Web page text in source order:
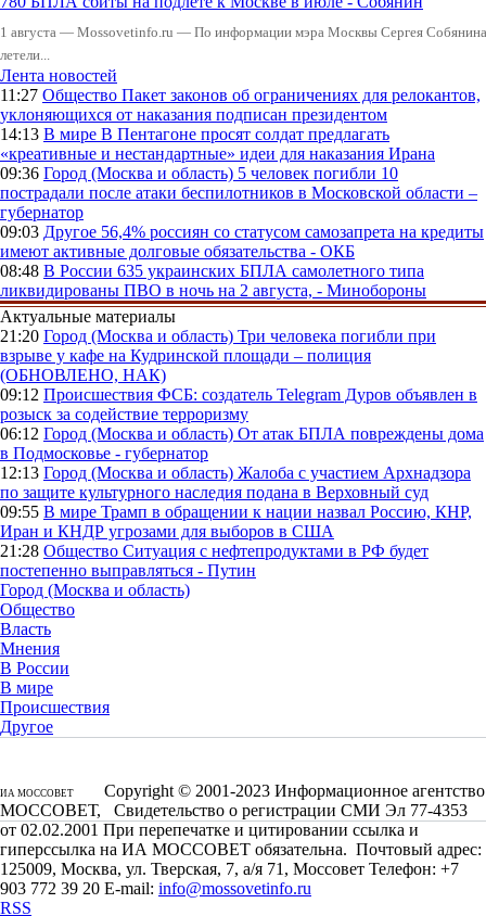
1 августа — Mossovetinfo.ru — По информации мэра Москвы Сергея
летели...
Лента новостей
11:27 Общество Пакет законов об ограничениях для релокантов,
уклоняющихся от наказания подписан президентом
14:13 В мире В Пентагоне просят солдат предлагать
«креативные и нестандартные» идеи для наказания Ирана
09:36 Город (Москва и область) 5 человек погибли 10
пострадали после атаки беспилотников в Московской области –
губернатор
09:03 Другое 56,4% россиян со статусом самозапрета на кредиты
имеют активные долговые обязательства - ОКБ
08:48 В России 635 украинских БПЛА самолетного типа
ликвидированы ПВО в ночь на 2 августа, - Минобороны
Актуальные материалы
21:20 Город (Москва и область) Три человека погибли при
взрыве у кафе на Кудринской площади – полиция
(ОБНОВЛЕНО, НАК)
09:12 Происшествия ФСБ: создатель Telegram Дуров объявлен в
розыск за содействие терроризму
06:12 Город (Москва и область) От атак БПЛА повреждены дома
в Подмосковье - губернатор
12:13 Город (Москва и область) Жалоба с участием Архнадзора
по защите культурного наследия подана в Верховный суд
09:55 В мире Трамп в обращении к нации назвал Россию, КНР,
Иран и КНДР угрозами для выборов в США
21:28 Общество Ситуация с нефтепродуктами в РФ будет
постепенно выправляться - Путин
Город (Москва и область)
Общество
Власть
Мнения
В России
В мире
Происшествия
Другое
ИА МОССОВЕТ
Copyright © 2001-2023 Информационное агентство
МОССОВЕТ, Свидетельство о регистрации СМИ Эл 77-4353
от 02.02.2001 При перепечатке и цитировании ссылка и
гиперссылка на ИА МОССОВЕТ обязательна. Почтовый адрес:
125009, Москва, ул. Тверская, 7, а/я 71, Моссовет Телефон: +7
903 772 39 20 E-mail: info@mossovetinfo.ru
RSS